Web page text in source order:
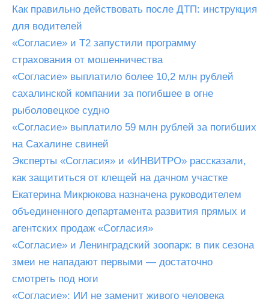
Как правильно действовать после ДТП: инструкция
для водителей
«Согласие» и Т2 запустили программу
страхования от мошенничества
«Согласие» выплатило более 10,2 млн рублей
сахалинской компании за погибшее в огне
рыболовецкое судно
«Согласие» выплатило 59 млн рублей за погибших
на Сахалине свиней
Эксперты «Согласия» и «ИНВИТРО» рассказали,
как защититься от клещей на дачном участке
Екатерина Микрюкова назначена руководителем
объединенного департамента развития прямых и
агентских продаж «Согласия»
«Согласие» и Ленинградский зоопарк: в пик сезона
змеи не нападают первыми — достаточно
смотреть под ноги
«Согласие»: ИИ не заменит живого человека